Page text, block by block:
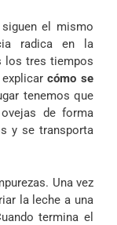
el mismo
radica en la
los tres tiempos
explicarcómo se
tenemos que
de forma
y se transporta
Una vez
la leche a una
termina el